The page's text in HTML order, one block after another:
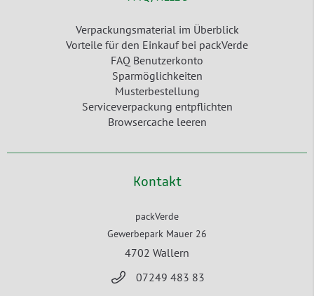
Verpackungsmaterial im Überblick
Vorteile für den Einkauf bei packVerde
FAQ Benutzerkonto
Sparmöglichkeiten
Musterbestellung
Serviceverpackung entpflichten
Browsercache leeren
Kontakt
packVerde
Gewerbepark Mauer 26
4702 Wallern
07249 483 83